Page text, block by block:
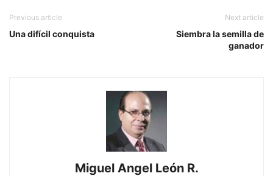
Previous article
Una difícil conquista
Next article
Siembra la semilla de
ganador
Miguel Angel León R.